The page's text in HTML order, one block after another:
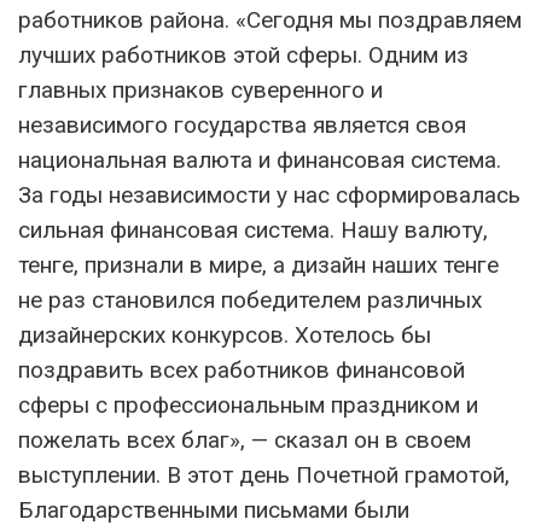
работников района. «Сегодня мы поздравляем
лучших работников этой сферы. Одним из
главных признаков суверенного и
независимого государства является своя
национальная валюта и финансовая система.
За годы независимости у нас сформировалась
сильная финансовая система. Нашу валюту,
тенге, признали в мире, а дизайн наших тенге
не раз становился победителем различных
дизайнерских конкурсов. Хотелось бы
поздравить всех работников финансовой
сферы с профессиональным праздником и
пожелать всех благ», — сказал он в своем
выступлении. В этот день Почетной грамотой,
Благодарственными письмами были